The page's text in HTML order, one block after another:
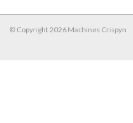
© Copyright 2026 Machines Crispyn